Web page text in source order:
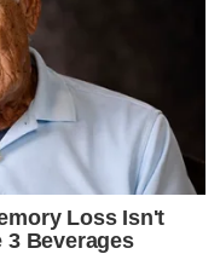
Loss Isn't
Beverages